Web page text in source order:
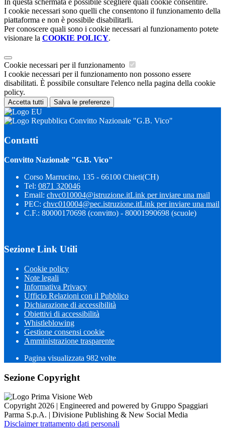
In questa schermata è possibile scegliere quali cookie consentire.
I cookie necessari sono quelli che consentono il funzionamento della
piattaforma e non è possibile disabilitarli.
Per conoscere quali sono i cookie necessari al funzionamento potete
visionare la COOKIE POLICY.
Cookie necessari per il funzionamento
I cookie necessari per il funzionamento non possono essere
disabilitati. È possibile consultare l'elenco nella pagina della cookie
policy.
Accetta tutti Salva le preferenze
Convitto Nazionale "G.B. Vico"
Contatti
Convitto Nazionale "G.B. Vico"
Corso Marrucino, 135 - 66100 Chieti(CH)
Tel: 0871 320046
Email: chvc010004@istruzione.itLink per inviare una mail
PEC: chvc010004@pec.istruzione.itLink per inviare una mail
C.F.: 80000170698 (convitto) - 80001990698 (scuole)
Sezione Link Utili
Cookie policy
Note legali
Informativa Privacy
Ufficio Relazioni con il Pubblico
Dichiarazione di accessibilità
Obiettivi di accessibilità
Whistleblowing
Gestione consensi cookie
Amministrazione trasparente
Pagina visualizzata 982 volte
Sezione Copyright
Copyright 2026 | Engineered and powered by Gruppo Spaggiari
Parma S.p.A. | Divisione Publishing & New Social Media
Disclaimer trattamento dati personali